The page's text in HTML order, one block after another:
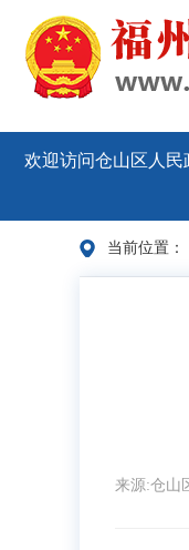
欢迎访问仓山区人民
当前位置：
来源:仓山